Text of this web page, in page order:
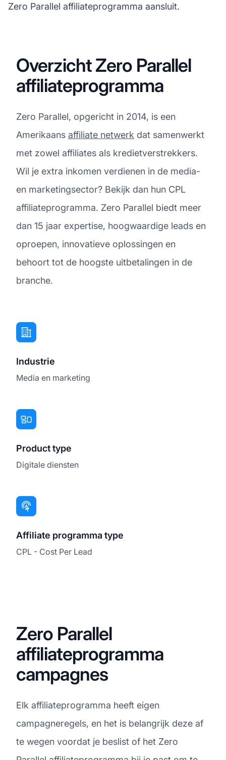
Zero Parallel affiliateprogramma aansluit.
Overzicht Zero Parallel
affiliateprogramma
Zero Parallel, opgericht in 2014, is een
Amerikaans affiliate netwerk dat samenwerkt
met zowel affiliates als kredietverstrekkers.
Wil je extra inkomen verdienen in de media-
en marketingsector? Bekijk dan hun CPL
affiliateprogramma. Zero Parallel biedt meer
dan 15 jaar expertise, hoogwaardige leads en
oproepen, innovatieve oplossingen en
behoort tot de hoogste uitbetalingen in de
branche.
Industrie
Media en marketing
Product type
Digitale diensten
Affiliate programma type
CPL - Cost Per Lead
Zero Parallel
affiliateprogramma
campagnes
Elk affiliateprogramma heeft eigen
campagneregels, en het is belangrijk deze af
te wegen voordat je beslist of het Zero